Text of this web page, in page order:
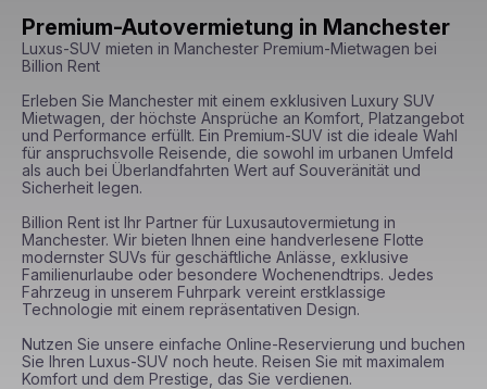
Premium-Autovermietung in Manchester
Luxus-SUV mieten in Manchester Premium-Mietwagen bei
Billion Rent
Erleben Sie Manchester mit einem exklusiven Luxury SUV
Mietwagen, der höchste Ansprüche an Komfort, Platzangebot
und Performance erfüllt. Ein Premium-SUV ist die ideale Wahl
für anspruchsvolle Reisende, die sowohl im urbanen Umfeld
als auch bei Überlandfahrten Wert auf Souveränität und
Sicherheit legen.
Billion Rent ist Ihr Partner für Luxusautovermietung in
Manchester. Wir bieten Ihnen eine handverlesene Flotte
modernster SUVs für geschäftliche Anlässe, exklusive
Familienurlaube oder besondere Wochenendtrips. Jedes
Fahrzeug in unserem Fuhrpark vereint erstklassige
Technologie mit einem repräsentativen Design.
Nutzen Sie unsere einfache Online-Reservierung und buchen
Sie Ihren Luxus-SUV noch heute. Reisen Sie mit maximalem
Komfort und dem Prestige, das Sie verdienen.